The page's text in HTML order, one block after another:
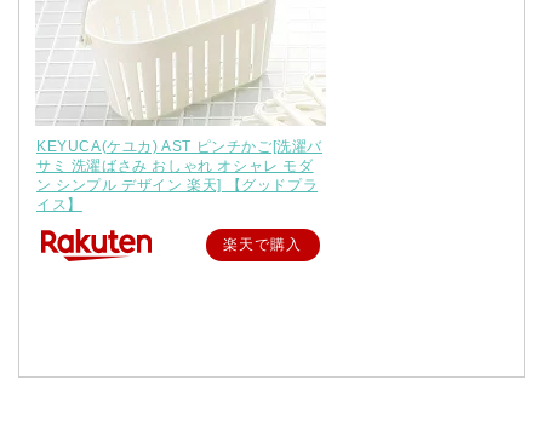
KEYUCA(ケユカ) AST ピンチかご[洗濯バ
サミ 洗濯ばさみ おしゃれ オシャレ モダ
ン シンプル デザイン 楽天] 【グッドプラ
イス】
楽天で購入